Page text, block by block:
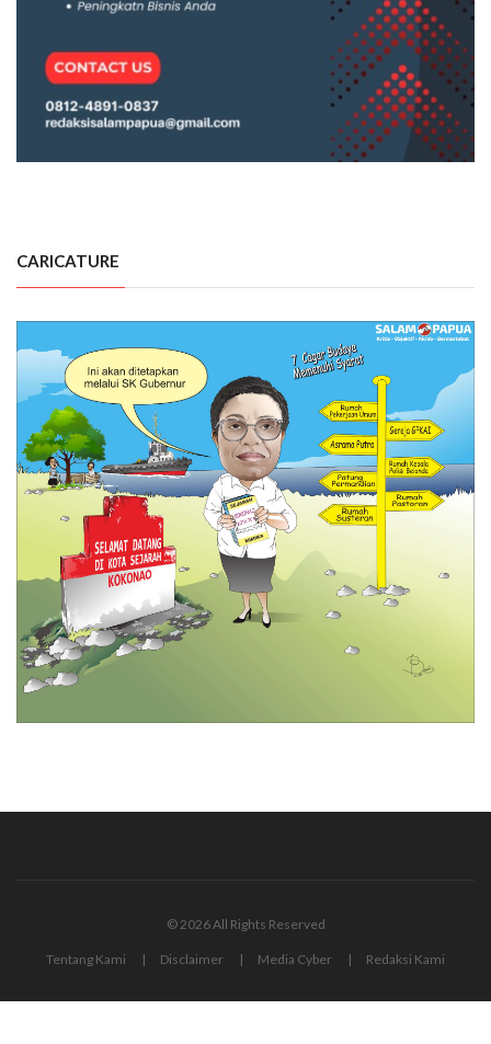
CARICATURE
© 2026 All Rights Reserved
Tentang Kami Disclaimer Media Cyber Redaksi Kami